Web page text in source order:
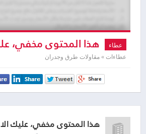
عطاء هذا المحتوى مخفي،
لمشاهدته
عطاءات » مقاولات طرق وجدران
هذا المحتوى مخفي، عليك